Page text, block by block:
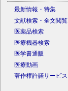
最新情報・特集
文献検索・全文閲覧
医薬品検索
医療機器検索
医学書通販
医療動画
著作権許諾サービス